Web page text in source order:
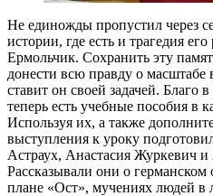
Не единожды пропустил через
истории, где есть и трагедия
Ермольчик. Сохранить эту
донести всю правду о масштабе
ставит он своей задачей.
теперь есть учебные пособия в
Используя их, а также
выступления к уроку
Астраух, Анастасия Журкевич
Рассказывали они о
плане «Ост», мучениях людей в